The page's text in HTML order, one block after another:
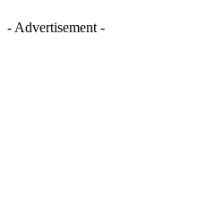
- Advertisement -